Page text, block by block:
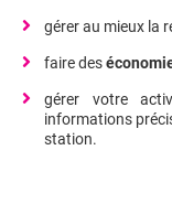
gérer au mieux la
faire des
gérer votre
informations
station.